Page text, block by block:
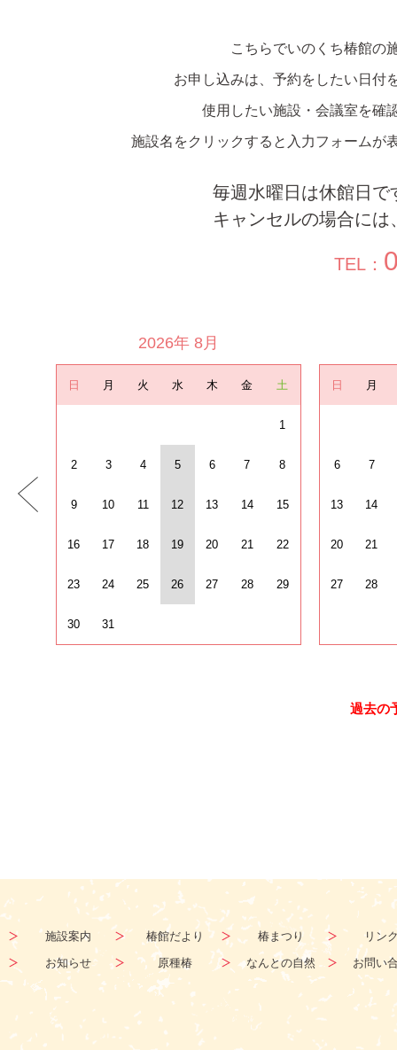
こちらでいのくち椿館の
お申し込みは、予約をしたい日付
使用したい施設・会議室を確
施設名をクリックすると入力フォームが
毎週水曜日は休館日
キャンセルの場合に
TEL：
2026年 8月
日 月 火 水 木 金 土
1
2 3 4 5 6 7 8
9 10 11 12 13 14 15
16 17 18 19 20 21 22
23 24 25 26 27 28 29
30 31
日 月
6 7
13 14
20 21
27 28
過去の
施設案内 椿館だより 椿まつり
リン
お知らせ
原種椿 なんとの自然 お問い